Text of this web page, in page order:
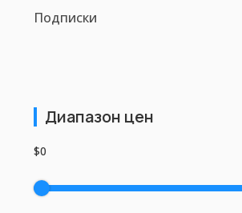
Подписки
Диапазон цен
$0